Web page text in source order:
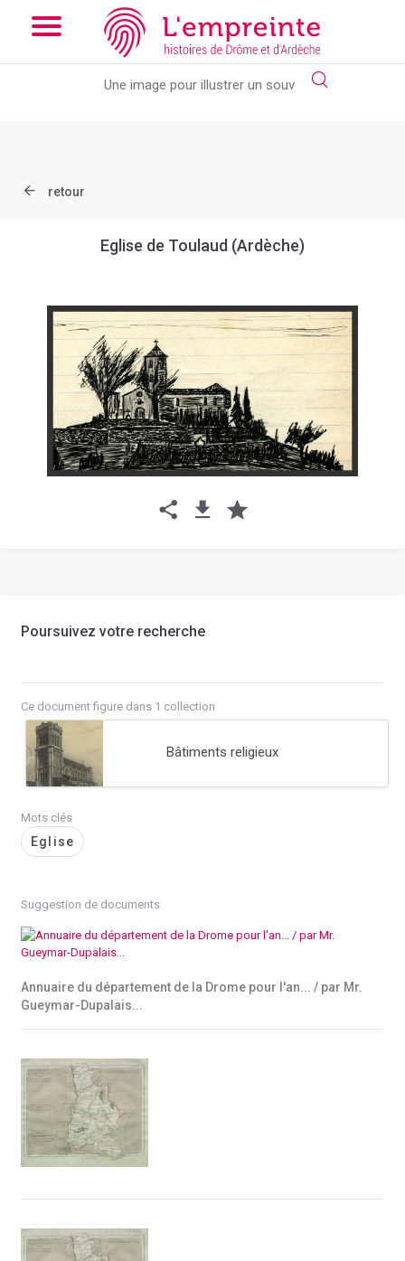
Array ( [slug] => document [ref] => JMA013 )
slick-theme.css if you want the default styling
retour
Eglise de Toulaud (Ardèche)
Poursuivez votre recherche
Ce document figure dans 1 collection
Bâtiments religieux
Mots clés
Eglise
Suggestion de documents
Annuaire du département de la Drome pour l'an... / par Mr.
Gueymar-Dupalais...